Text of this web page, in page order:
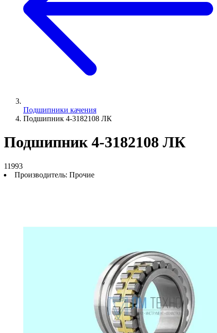
Подшипники качения
Подшипник 4-3182108 ЛК
Подшипник 4-3182108 ЛК
11993
Производитель: Прочие